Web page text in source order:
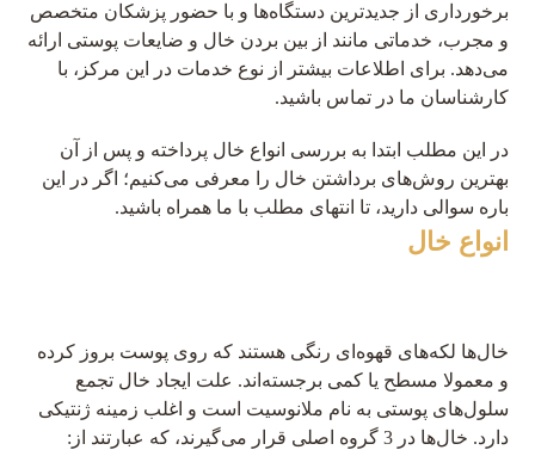
برخورداری از جدیدترین دستگاه‌ها و با حضور پزشکان متخصص
و مجرب، خدماتی مانند از بین بردن خال و ضایعات پوستی ارائه
می‌دهد. برای اطلاعات بیشتر از نوع خدمات در این مرکز، با
کارشناسان ما در تماس باشید.
در این مطلب ابتدا به بررسی انواع خال پرداخته و پس از آن
بهترین روش‌های برداشتن خال را معرفی می‌کنیم؛ اگر در این
باره سوالی دارید، تا انتهای مطلب با ما همراه باشید.
انواع خال
خال‌ها لکه‌های قهوه‌ای رنگی هستند که روی پوست بروز کرده
و معمولا مسطح یا کمی برجسته‌اند. علت ایجاد خال تجمع
سلول‌های پوستی به نام ملانوسیت است و اغلب زمینه ژنتیکی
دارد. خال‌ها در 3 گروه اصلی قرار می‌گیرند، که عبارتند از: